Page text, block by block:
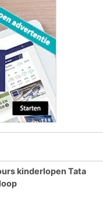
kinderlopen Tata